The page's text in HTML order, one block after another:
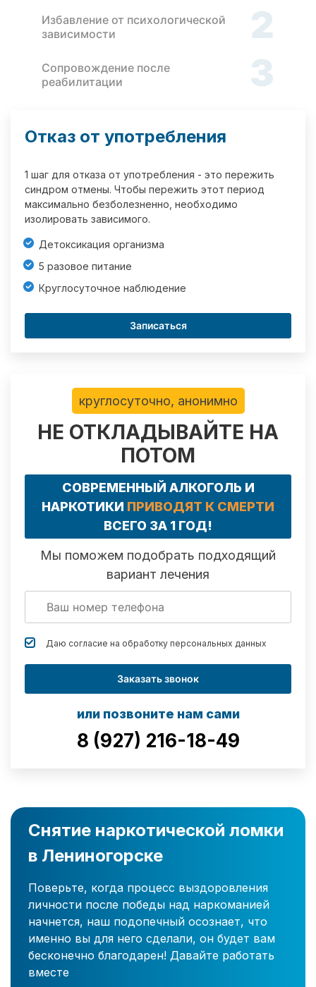
Избавление от психологической
зависимости
2
Сопровождение после
реабилитации
3
Отказ от употребления
1 шаг для отказа от употребления - это пережить
синдром отмены. Чтобы пережить этот период
максимально безболезненно, необходимо
изолировать зависимого.
Детоксикация организма
5 разовое питание
Круглосуточное наблюдение
Записаться
круглосуточно, анонимно
НЕ ОТКЛАДЫВАЙТЕ НА
ПОТОМ
СОВРЕМЕННЫЙ АЛКОГОЛЬ И
НАРКОТИКИ ПРИВОДЯТ К СМЕРТИ
ВСЕГО ЗА 1 ГОД!
Мы поможем подобрать подходящий
вариант лечения
Даю согласие на обработку персональных данных
Заказать звонок
или позвоните нам сами
8 (927) 216-18-49
Снятие наркотической ломки
в Лениногорске
Поверьте, когда процесс выздоровления
личности после победы над наркоманией
начнется, наш подопечный осознает, что
именно вы для него сделали, он будет вам
бесконечно благодарен! Давайте работать
вместе